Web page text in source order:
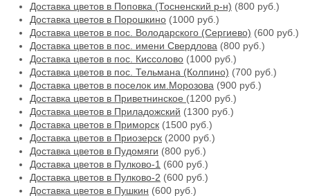
Доставка цветов в Поповка (Тосненский р-н) (800 руб.)
Доставка цветов в Порошкино (1000 руб.)
Доставка цветов в пос. Володарского (Сергиево) (600 руб.)
Доставка цветов в пос. имени Свердлова (800 руб.)
Доставка цветов в пос. Киссолово (1000 руб.)
Доставка цветов в пос. Тельмана (Колпино) (700 руб.)
Доставка цветов в поселок им.Морозова (900 руб.)
Доставка цветов в Приветнинское (1200 руб.)
Доставка цветов в Приладожский (1300 руб.)
Доставка цветов в Приморск (1500 руб.)
Доставка цветов в Приозерск (2000 руб.)
Доставка цветов в Пудомяги (800 руб.)
Доставка цветов в Пулково-1 (600 руб.)
Доставка цветов в Пулково-2 (600 руб.)
Доставка цветов в Пушкин (600 руб.)